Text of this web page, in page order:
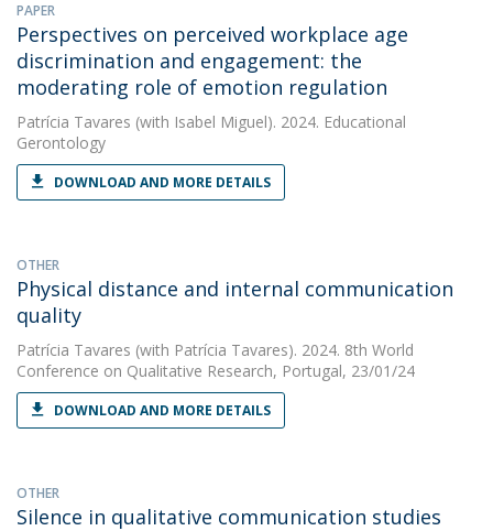
PAPER
Perspectives on perceived workplace age
discrimination and engagement: the
moderating role of emotion regulation
Patrícia Tavares (with Isabel Miguel). 2024. Educational
Gerontology
DOWNLOAD AND MORE DETAILS
OTHER
Physical distance and internal communication
quality
Patrícia Tavares (with Patrícia Tavares). 2024. 8th World
Conference on Qualitative Research, Portugal, 23/01/24
DOWNLOAD AND MORE DETAILS
OTHER
Silence in qualitative communication studies